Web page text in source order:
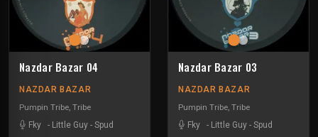
Nazdar Bazar 04
NAZDAR BAZAR
Pumpin Tribe, Tribe
Fky
- Little Guy - Spud
Nazdar Bazar 03
NAZDAR BAZAR
Pumpin Tribe, Tribe
Fky
- Little Guy - Spud